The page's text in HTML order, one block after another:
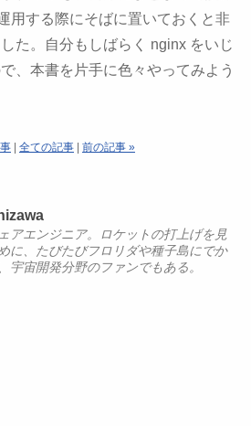
用する際にそばに置いておくと非
た。自分もしばらく nginx をいじ
、本書を片手に色々やってみよう
全ての記事 前の記事 »
アエンジニア。ロケットの打上げを見
に、たびたびフロリダや種子島にでか
宇宙開発分野のファンでもある。